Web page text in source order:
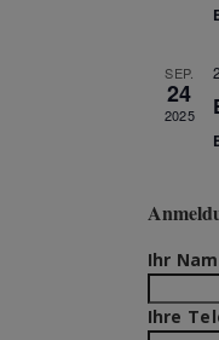
SEP.
24
2025
Ihr
Ihre